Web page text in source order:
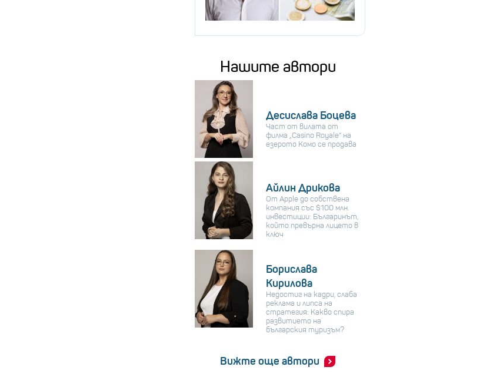
Нашите автори
Десислава Боцева
Част от вилата от
филма „Casino Royale“ на
езерото Комо се продава
Айлин Дрикова
От Apple до собствена
компания със $100 млн.
инвестиции: Българинът,
който превърна лицето в
ключ
Борислава
Кирилова
Недостиг на кадри, слаба
реклама и липса на
стратегия: Какво спира
развитието на
българския туризъм?
Вижте още автори